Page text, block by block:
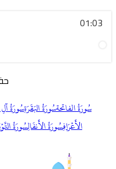
01:03
سُورَةُ الفاتحةسُورَةُ البَقَرَةِسُورَةُ
الأَعۡرَافِسُورَةُ الأَنفَالِسُورَةُ